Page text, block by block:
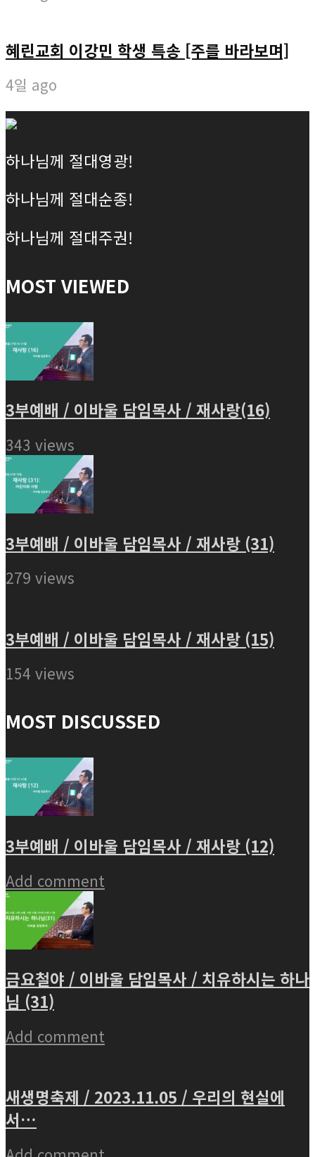
혜린교회 이강민 학생 특송 [주를 바라보며]
4일 ago
하나님께 절대영광!
하나님께 절대순종!
하나님께 절대주권!
MOST VIEWED
3부예배 / 이바울 담임목사 / 재사랑(16)
343 views
3부예배 / 이바울 담임목사 / 재사랑 (31)
279 views
3부예배 / 이바울 담임목사 / 재사랑 (15)
154 views
MOST DISCUSSED
3부예배 / 이바울 담임목사 / 재사랑 (12)
Add comment
금요철야 / 이바울 담임목사 / 치유하시는 하나
님 (31)
Add comment
새생명축제 / 2023.11.05 / 우리의 현실에
서…